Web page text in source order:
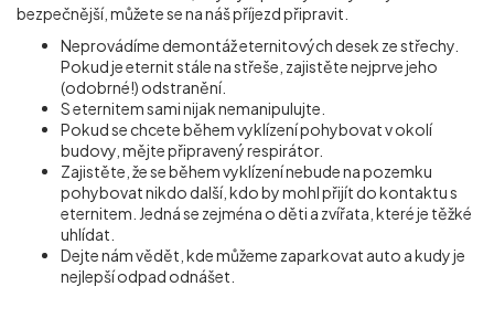
bezpečnější, můžete se na náš příjezd připravit.
Neprovádíme demontáž eternitových desek ze střechy.
Pokud je eternit stále na střeše, zajistěte nejprve jeho
(odobrné!) odstranění.
S eternitem sami nijak nemanipulujte.
Pokud se chcete během vyklízení pohybovat v okolí
budovy, mějte připravený respirátor.
Zajistěte, že se během vyklízení nebude na pozemku
pohybovat nikdo další, kdo by mohl přijít do kontaktu s
eternitem. Jedná se zejména o děti a zvířata, které je těžké
uhlídat.
Dejte nám vědět, kde můžeme zaparkovat auto a kudy je
nejlepší odpad odnášet.